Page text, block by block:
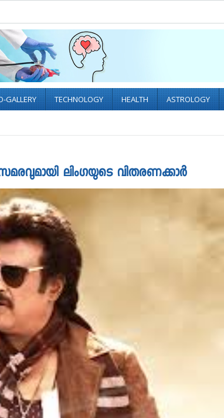
GALLERY TECHNOLOGY HEALTH ASTROLOGY
ലിംഗയുടെ വിതരണക്കാര്‍